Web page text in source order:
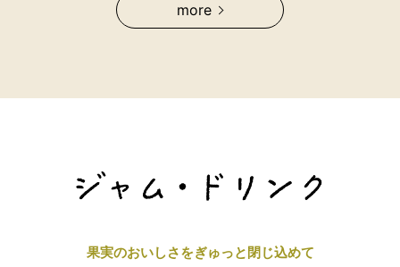
more
果実のおいしさをぎゅっと閉じ込めて